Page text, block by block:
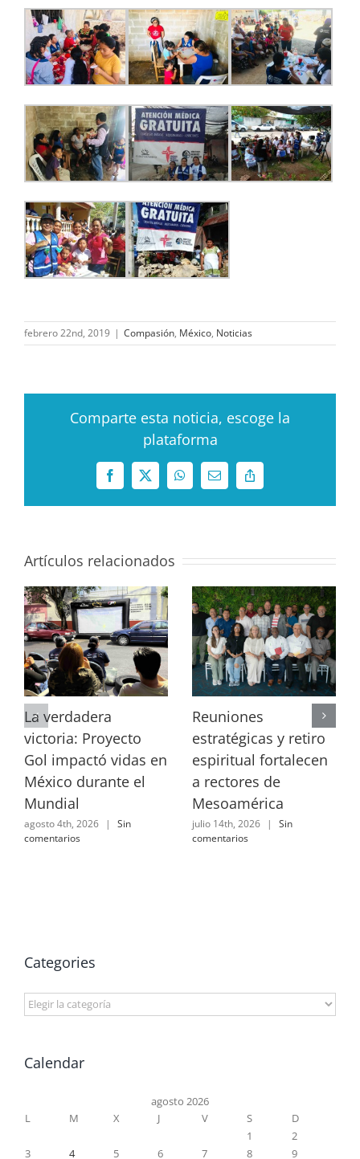
febrero 22nd, 2019 | Compasión, México, Noticias
Comparte esta noticia, escoge la
plataforma
Facebook
X WhatsAppCorreo
electrónico
Copy
Link
Artículos relacionados
La verdadera
victoria: Proyecto
Gol impactó vidas en
México durante el
Mundial
agosto 4th, 2026 |
Sin
comentarios
Reuniones
estratégicas y retiro
espiritual fortalecen
a rectores de
Mesoamérica
julio 14th, 2026 |
Sin
comentarios
Categories
Categories
Calendar
agosto 2026
L
M X J V S
D
1
2
3
4 5 6 7 8 9